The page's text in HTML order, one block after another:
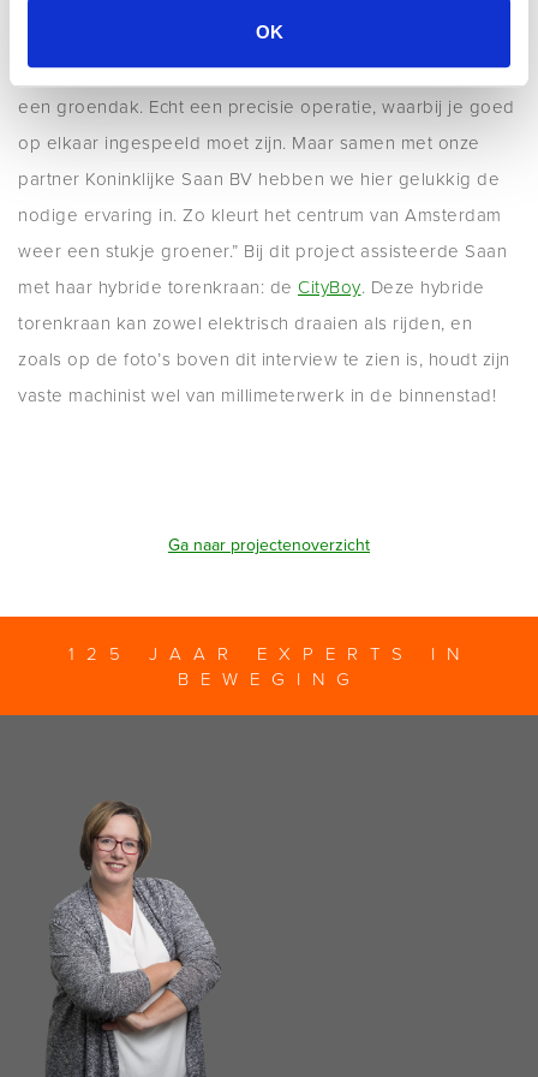
OK
Facebookpagina voorbij. Zoals: “Het dak van de gymzaal
in de Nieuwmarktbuurt in hartje centrum Amsterdam krijgt
een groendak. Echt een precisie operatie, waarbij je goed
op elkaar ingespeeld moet zijn. Maar samen met onze
partner Koninklijke Saan BV hebben we hier gelukkig de
nodige ervaring in. Zo kleurt het centrum van Amsterdam
weer een stukje groener.” Bij dit project assisteerde Saan
met haar hybride torenkraan: de CityBoy. Deze hybride
torenkraan kan zowel elektrisch draaien als rijden, en
zoals op de foto’s boven dit interview te zien is, houdt zijn
vaste machinist wel van millimeterwerk in de binnenstad!
Ga naar projectenoverzicht
125 JAAR EXPERTS IN
BEWEGING